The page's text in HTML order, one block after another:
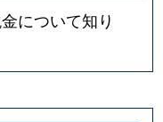
について知り